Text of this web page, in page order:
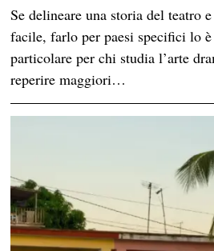
Se delineare una storia del teatro
facile, farlo per paesi specifici lo
particolare per chi studia l’arte
reperire maggiori…